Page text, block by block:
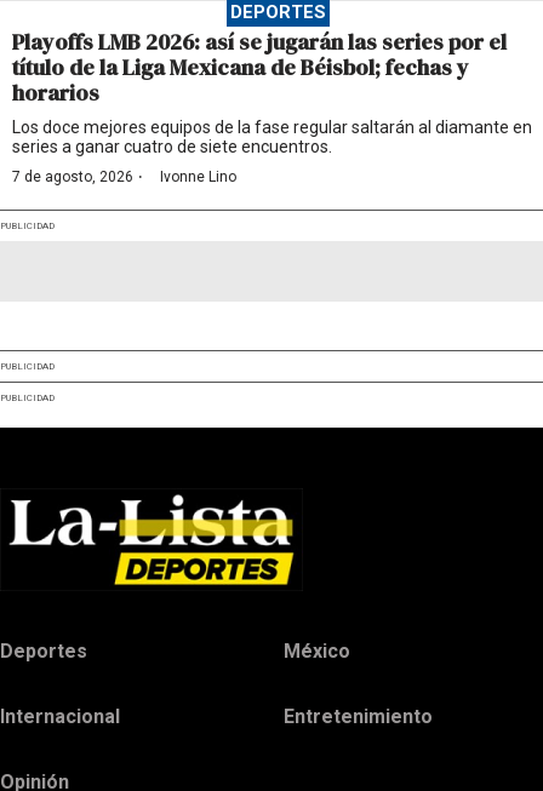
DEPORTES
Playoffs LMB 2026: así se jugarán las series por el
título de la Liga Mexicana de Béisbol; fechas y
horarios
Los doce mejores equipos de la fase regular saltarán al diamante en
series a ganar cuatro de siete encuentros.
7 de agosto, 2026 · Ivonne Lino
PUBLICIDAD
PUBLICIDAD
PUBLICIDAD
Deportes México
Internacional Entretenimiento
Opinión